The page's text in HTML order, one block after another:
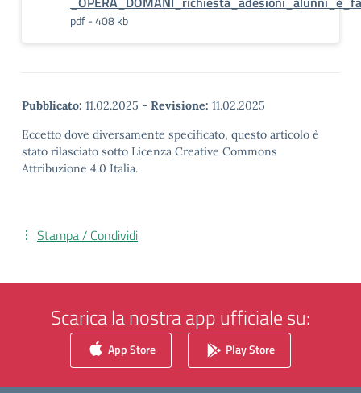
pdf - 408 kb
Pubblicato: 11.02.2025 - Revisione: 11.02.2025
Eccetto dove diversamente specificato, questo articolo è
stato rilasciato sotto Licenza Creative Commons
Attribuzione 4.0 Italia.
Stampa / Condividi
Scarica la nostra app ufficiale su:
App Store Play Store